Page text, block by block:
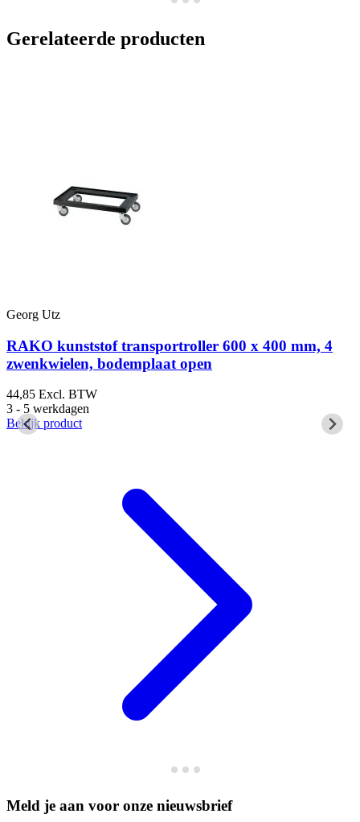
Gerelateerde producten
Georg Utz
RAKO kunststof transportroller 600 x 400 mm, 4
zwenkwielen, bodemplaat open
44,85 Excl. BTW
3 - 5 werkdagen
Bekijk product
Meld je aan voor onze nieuwsbrief